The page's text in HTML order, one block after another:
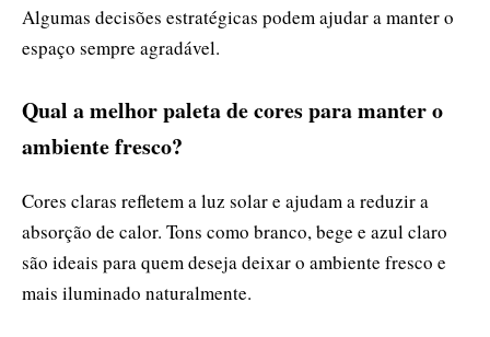
Algumas decisões estratégicas podem ajudar a manter o
espaço sempre agradável.
Qual a melhor paleta de cores para manter o
ambiente fresco?
Cores claras refletem a luz solar e ajudam a reduzir a
absorção de calor. Tons como branco, bege e azul claro
são ideais para quem deseja deixar o ambiente fresco e
mais iluminado naturalmente.